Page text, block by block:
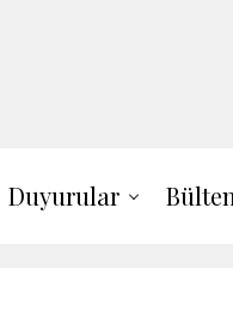
Duyurular Bülten